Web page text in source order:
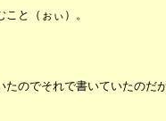
と（ぉぃ）。
のでそれで書いていたのだ